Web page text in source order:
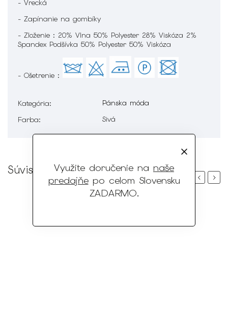
Využite doručenie na naše
predajňepo celom Slovensku
ZADARMO.
- Vrecká
- Zapínanie na gombíky
- Zloženie : 20% Vlna 50% Polyester 28% Viskóza 2%
Spandex Podšívka 50% Polyester 50% Viskóza
- Ošetrenie :
Kategória:
Pánska móda
Farba: Sivá
Súvisiaci tovar
PreviousNext